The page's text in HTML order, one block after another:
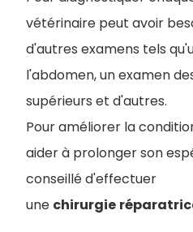
vétérinaire peut avoir
d'autres examens tels
l'abdomen, un examen
supérieurs et d'autres.
Pour améliorer la
aider à prolonger son
conseillé d'effectuer
une chirurgie